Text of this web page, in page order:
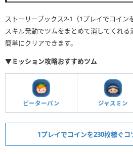
ストーリーブックス2-1（1プレイでコイン
スキル発動でツムをまとめて消してくれ
簡単にクリアできます。
▼ミッション攻略おすすめツム
ピーターパン ジャスミン
1プレイでコインを230枚稼ぐ